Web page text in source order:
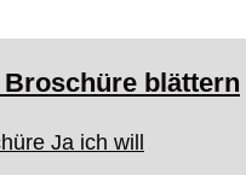
Broschüre blättern